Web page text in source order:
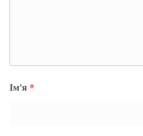
Ім'я *